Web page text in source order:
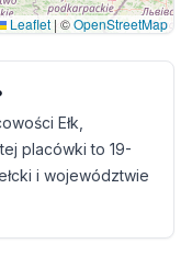
Leaflet | ©OpenStreetMap
Ełk,
placówki to 19-
i województwie